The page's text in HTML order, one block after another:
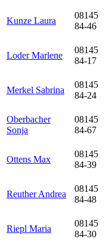
Kunze Laura
08145
84-46
Loder Marlene
08145
84-17
Merkel Sabrina
08145
84-24
Oberbacher
Sonja
08145
84-67
Ottens Max
08145
84-39
Reuther Andrea
08145
84-48
Riepl Maria
08145
84-30